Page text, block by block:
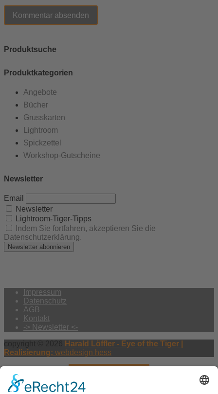
Produktsuche
Produktkategorien
Angebote
Bücher
Grusskarten
Lightroom
Spickzettel
Workshop-Gutscheine
Newsletter
Email
Newsletter
Lightroom-Tiger-Tipps
Indem Sie fortfahren, akzeptieren Sie die
Datenschutzerklärung.
Impressum
Datenschutz
AGB
Kontakt
-> Newsletter <-
Harald Löffler - Eye of the Tiger |
Realisierung: webdesign hess